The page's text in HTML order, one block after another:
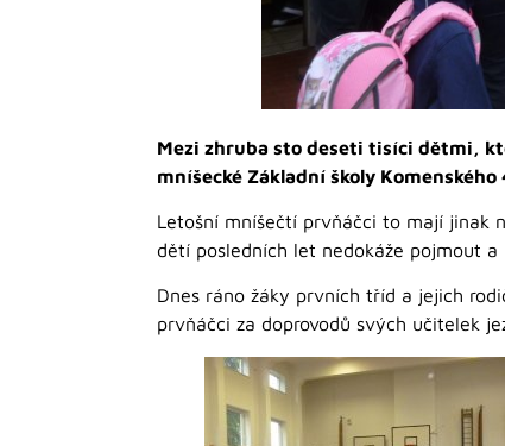
Mezi zhruba sto deseti tisíci dětmi,
mníšecké Základní školy Komenského
Letošní mníšečtí prvňáčci to mají jinak
dětí posledních let nedokáže pojmout
Dnes ráno žáky prvních tříd a jejich
prvňáčci za doprovodů svých učitelek